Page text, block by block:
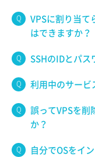
VPSに割り当て
はできますか？
SSHのIDとパス
利用中のサービ
誤ってVPSを削
か？
自分でOSをイ